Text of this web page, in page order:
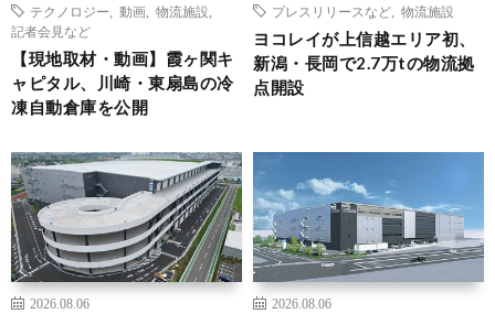
テクノロジー
動画 物流施設
記者会見など
【現地取材・動画】霞ヶ関キ
ャピタル、川崎・東扇島の冷
凍自動倉庫を公開
プレスリリースなど
物流施設
ヨコレイが上信越エリア初、
新潟・長岡で2.7万tの物流拠
点開設
2026.08.06
2026.08.06